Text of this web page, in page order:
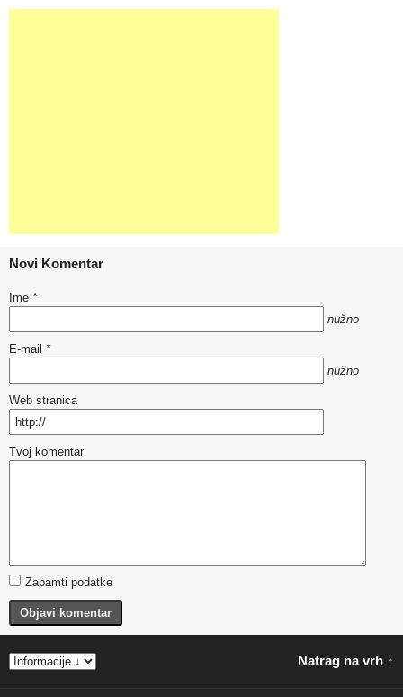
Novi Komentar
Ime *
nužno
E-mail *
nužno
Web stranica
Tvoj komentar
Zapamti podatke
Objavi komentar
Natrag na vrh ↑